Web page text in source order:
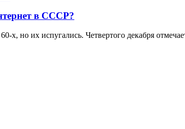
в СССР?
х, но их испугались. Четвертого декабря